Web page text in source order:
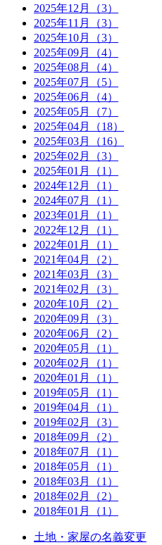
2025年12月（3）
2025年11月（3）
2025年10月（3）
2025年09月（4）
2025年08月（4）
2025年07月（5）
2025年06月（4）
2025年05月（7）
2025年04月（18）
2025年03月（16）
2025年02月（3）
2025年01月（1）
2024年12月（1）
2024年07月（1）
2023年01月（1）
2022年12月（1）
2022年01月（1）
2021年04月（2）
2021年03月（3）
2021年02月（3）
2020年10月（2）
2020年09月（3）
2020年06月（2）
2020年05月（1）
2020年02月（1）
2020年01月（1）
2019年05月（1）
2019年04月（1）
2019年02月（3）
2018年09月（2）
2018年07月（1）
2018年05月（1）
2018年03月（1）
2018年02月（2）
2018年01月（1）
土地・家屋の名義変更